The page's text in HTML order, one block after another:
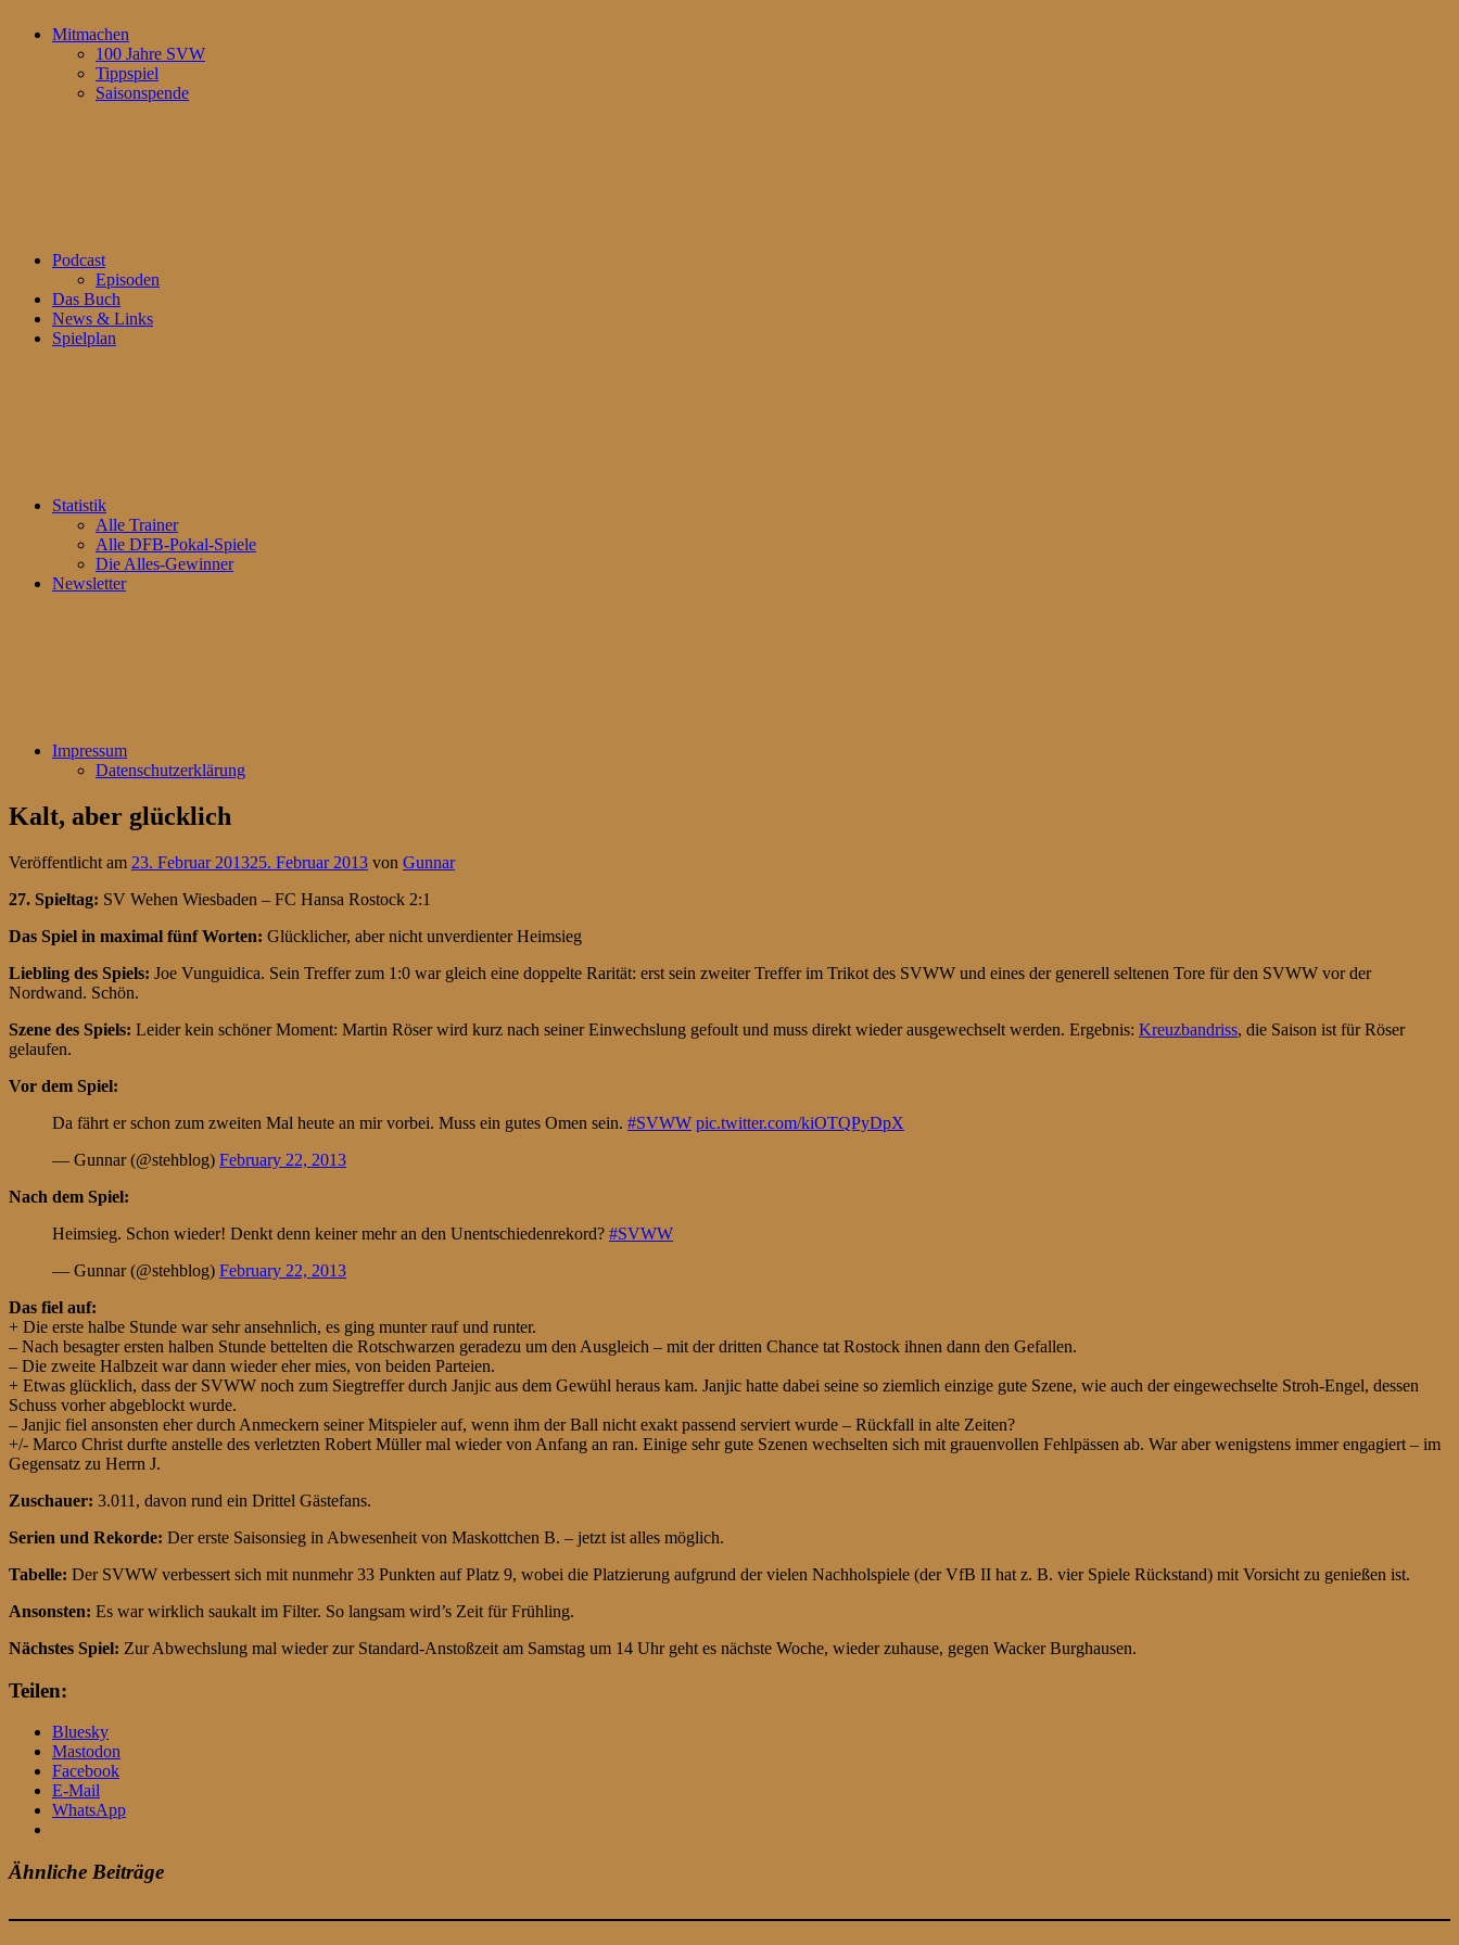
Mitmachen
100 Jahre SVW
Tippspiel
Saisonspende
Podcast
Episoden
Das Buch
News & Links
Spielplan
Statistik
Alle Trainer
Alle DFB-Pokal-Spiele
Die Alles-Gewinner
Newsletter
Impressum
Datenschutzerklärung
Kalt, aber glücklich
Veröffentlicht am 23. Februar 201325. Februar 2013 von Gunnar
27. Spieltag: SV Wehen Wiesbaden – FC Hansa Rostock 2:1
Das Spiel in maximal fünf Worten: Glücklicher, aber nicht unverdienter Heimsieg
Liebling des Spiels: Joe Vunguidica. Sein Treffer zum 1:0 war gleich eine doppelte Rarität: erst sein zweiter Treffer im Trikot des SVWW und eines der generell seltenen Tore für den SVWW vor der
Nordwand. Schön.
Szene des Spiels: Leider kein schöner Moment: Martin Röser wird kurz nach seiner Einwechslung gefoult und muss direkt wieder ausgewechselt werden. Ergebnis: Kreuzbandriss, die Saison ist für Röser
gelaufen.
Vor dem Spiel:
Da fährt er schon zum zweiten Mal heute an mir vorbei. Muss ein gutes Omen sein. #SVWW pic.twitter.com/kiOTQPyDpX
— Gunnar (@stehblog) February 22, 2013
Nach dem Spiel:
Heimsieg. Schon wieder! Denkt denn keiner mehr an den Unentschiedenrekord? #SVWW
— Gunnar (@stehblog) February 22, 2013
Das fiel auf:
+ Die erste halbe Stunde war sehr ansehnlich, es ging munter rauf und runter.
– Nach besagter ersten halben Stunde bettelten die Rotschwarzen geradezu um den Ausgleich – mit der dritten Chance tat Rostock ihnen dann den Gefallen.
– Die zweite Halbzeit war dann wieder eher mies, von beiden Parteien.
+ Etwas glücklich, dass der SVWW noch zum Siegtreffer durch Janjic aus dem Gewühl heraus kam. Janjic hatte dabei seine so ziemlich einzige gute Szene, wie auch der eingewechselte Stroh-Engel, dessen
Schuss vorher abgeblockt wurde.
– Janjic fiel ansonsten eher durch Anmeckern seiner Mitspieler auf, wenn ihm der Ball nicht exakt passend serviert wurde – Rückfall in alte Zeiten?
+/- Marco Christ durfte anstelle des verletzten Robert Müller mal wieder von Anfang an ran. Einige sehr gute Szenen wechselten sich mit grauenvollen Fehlpässen ab. War aber wenigstens immer engagiert – im
Gegensatz zu Herrn J.
Zuschauer: 3.011, davon rund ein Drittel Gästefans.
Serien und Rekorde: Der erste Saisonsieg in Abwesenheit von Maskottchen B. – jetzt ist alles möglich.
Tabelle: Der SVWW verbessert sich mit nunmehr 33 Punkten auf Platz 9, wobei die Platzierung aufgrund der vielen Nachholspiele (der VfB II hat z. B. vier Spiele Rückstand) mit Vorsicht zu genießen ist.
Ansonsten: Es war wirklich saukalt im Filter. So langsam wird’s Zeit für Frühling.
Nächstes Spiel: Zur Abwechslung mal wieder zur Standard-Anstoßzeit am Samstag um 14 Uhr geht es nächste Woche, wieder zuhause, gegen Wacker Burghausen.
Teilen:
Bluesky
Mastodon
Facebook
E-Mail
WhatsApp
Ähnliche Beiträge